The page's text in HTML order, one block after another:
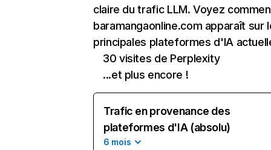
claire du trafic LLM. Voyez
baramangaonline.com apparaît sur
principales plateformes d'IA
30 visites de Perplexity
...et plus encore !
Trafic en provenance des
plateformes d'IA (absolu)
6 mois